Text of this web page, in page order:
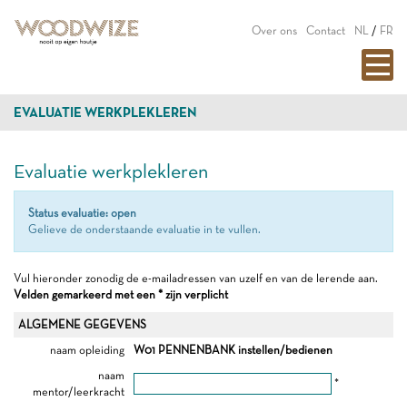
Over ons Contact NL / FR
EVALUATIE WERKPLEKLEREN
Evaluatie werkplekleren
Status evaluatie: open
Gelieve de onderstaande evaluatie in te vullen.
Vul hieronder zonodig de e-mailadressen van uzelf en van de lerende aan.
Velden gemarkeerd met een * zijn verplicht
ALGEMENE GEGEVENS
naam opleiding
W01 PENNENBANK instellen/bedienen
naam
mentor/leerkracht
*